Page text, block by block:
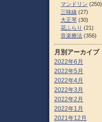
マンドリン (250)
三味線 (27)
大正琴 (30)
花ふらり (21)
音楽療法 (356)
月別アーカイブ
2022年6月
2022年5月
2022年4月
2022年3月
2022年2月
2022年1月
2021年12月